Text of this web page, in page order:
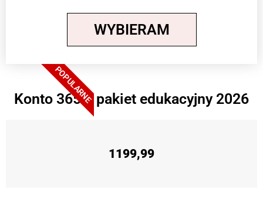
WYBIERAM
POPULARNE
Konto 365 + pakiet edukacyjny 2026
1199,99